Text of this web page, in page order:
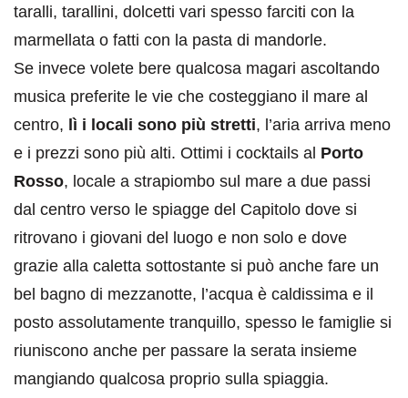
taralli, tarallini, dolcetti vari spesso farciti con la
marmellata o fatti con la pasta di mandorle.
Se invece volete bere qualcosa magari ascoltando
musica preferite le vie che costeggiano il mare al
centro, lì i locali sono più stretti, l’aria arriva meno
e i prezzi sono più alti. Ottimi i cocktails al Porto
Rosso, locale a strapiombo sul mare a due passi
dal centro verso le spiagge del Capitolo dove si
ritrovano i giovani del luogo e non solo e dove
grazie alla caletta sottostante si può anche fare un
bel bagno di mezzanotte, l’acqua è caldissima e il
posto assolutamente tranquillo, spesso le famiglie si
riuniscono anche per passare la serata insieme
mangiando qualcosa proprio sulla spiaggia.